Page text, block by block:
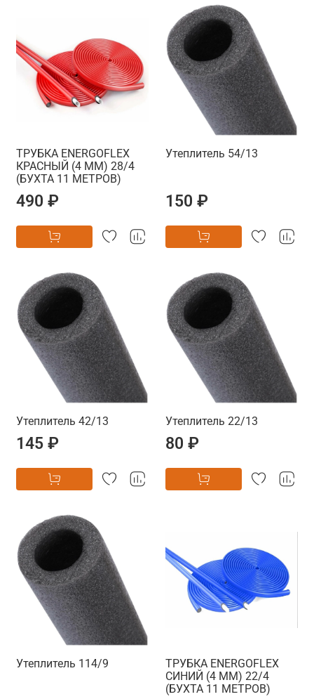
ТРУБКА ENERGOFLEX
КРАСНЫЙ (4 ММ) 28/4
(БУХТА 11 МЕТРОВ)
490 ₽
Утеплитель 54/13
150 ₽
Утеплитель 42/13
145 ₽
Утеплитель 22/13
80 ₽
Утеплитель 114/9
ТРУБКА ENERGOFLEX
СИНИЙ (4 ММ) 22/4
(БУХТА 11 МЕТРОВ)